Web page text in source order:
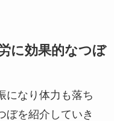
に効果的なつぼ
になり体力も落ち
ぼを紹介していき